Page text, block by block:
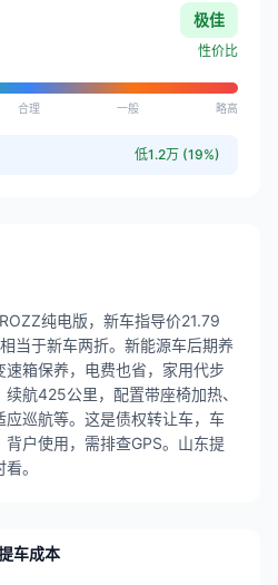
极佳
性价比
合理 一般 略高
低1.2万 (19%)
纯电版，新车指导价21.79
当于新车两折。新能源车后期养
箱保养，电费也省，家用代步
航425公里，配置带座椅加热、
巡航等。这是债权转让车，车
户使用，需排查GPS。山东提
。
车成本